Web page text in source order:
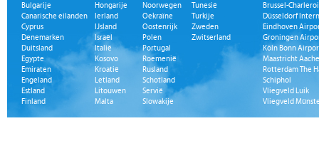
Bulgarije
Canarische eilanden
Cyprus
Denemarken
Duitsland
Egypte
Emiraten
Engeland
Estland
Finland
Hongarije
Ierland
IJsland
Israël
Italië
Kosovo
Kroatië
Letland
Litouwen
Malta
Noorwegen
Oekraïne
Oostenrijk
Polen
Portugal
Roemenië
Rusland
Schotland
Servië
Slowakije
Tunesië
Turkije
Zweden
Zwitserland
Brussel-
Düsseldorf
Eindhoven
Groningen
Köln Bonn
Maastricht
Rotterdam The
Schiphol
Vliegveld Luik
Vliegveld